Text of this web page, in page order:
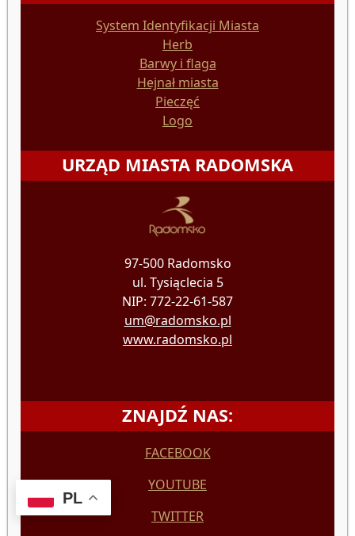
System Identyfikacji Miasta
Herb
Barwy i flaga
Hejnał miasta
Pieczęć
Logo
URZĄD MIASTA RADOMSKA
97-500 Radomsko
ul. Tysiąclecia 5
NIP: 772-22-61-587
um@radomsko.pl
www.radomsko.pl
ZNAJDŹ NAS:
FACEBOOK
YOUTUBE
TWITTER
PL